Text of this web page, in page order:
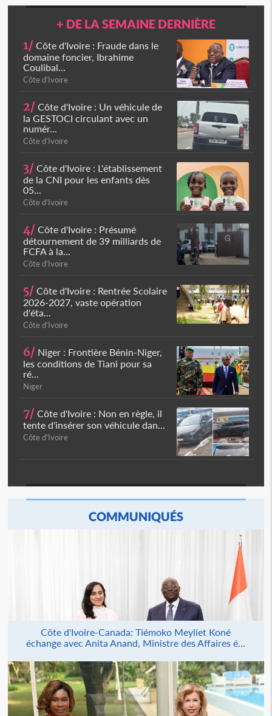
+ DE LA SEMAINE DERNIÈRE
1/ Côte d'Ivoire : Fraude dans le
domaine foncier, Ibrahime
Coulibal...
Côte d'Ivoire
2/ Côte d'Ivoire : Un véhicule de
la GESTOCI circulant avec un
numér...
Côte d'Ivoire
3/ Côte d'Ivoire : L'établissement
de la CNI pour les enfants dès
05...
Côte d'Ivoire
4/ Côte d'Ivoire : Présumé
détournement de 39 milliards de
FCFA à la...
Côte d'Ivoire
5/ Côte d'Ivoire : Rentrée Scolaire
2026-2027, vaste opération
d'éta...
Côte d'Ivoire
6/ Niger : Frontière Bénin-Niger,
les conditions de Tiani pour sa
ré...
Niger
7/ Côte d'Ivoire : Non en règle, il
tente d'insérer son véhicule dan...
Côte d'Ivoire
COMMUNIQUÉS
Côte d'Ivoire-Canada: Tiémoko Meyliet Koné
échange avec Anita Anand, Ministre des Affaires é...